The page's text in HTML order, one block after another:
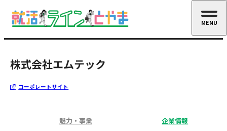
株式会社エムテック
コーポレートサイト
魅力・事業 企業情報
MENU